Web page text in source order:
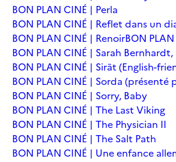
BON PLAN CINÉ | Perla
BON PLAN CINÉ | Reflet dans un
BON PLAN CINÉ | RenoirBON
BON PLAN CINÉ | Sarah
BON PLAN CINÉ | Sirāt (English-
BON PLAN CINÉ | Sorda (présenté
BON PLAN CINÉ | Sorry, Baby
BON PLAN CINÉ | The Last Viking
BON PLAN CINÉ | The Physician II
BON PLAN CINÉ | The Salt Path
BON PLAN CINÉ | Une enfance